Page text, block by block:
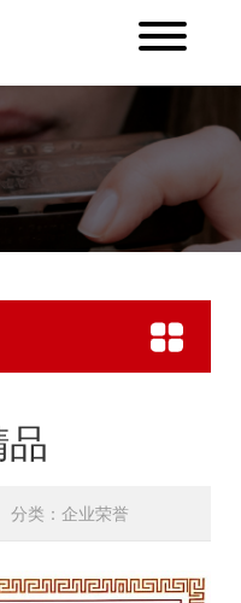
分类：企业荣誉